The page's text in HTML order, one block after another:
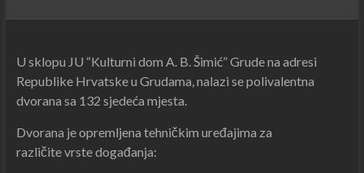
U sklopu JU “Kulturni dom A. B. Šimić” Grude na adresi
Republike Hrvatske u Grudama, nalazi se polivalentna
dvorana sa 132 sjedeća mjesta.
Dvorana je opremljena tehničkim uređajima za
različite vrste događanja: